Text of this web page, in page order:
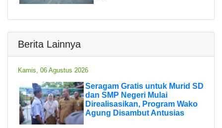
Berita Lainnya
Kamis, 06 Agustus 2026
Seragam Gratis untuk Murid SD
dan SMP Negeri Mulai
Direalisasikan, Program Wako
Agung Disambut Antusias